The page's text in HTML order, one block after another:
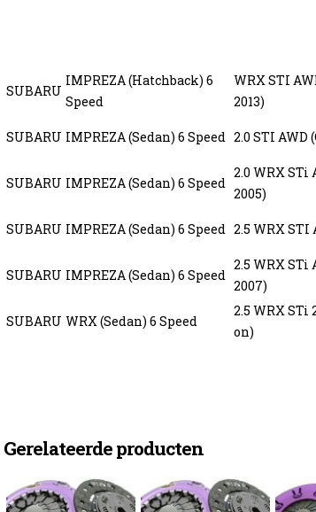
SUBARU
IMPREZA (Hatchback) 6
Speed
WRX STI
2013)
SUBARU IMPREZA (Sedan) 6 Speed 2.0 STI AWD
SUBARU IMPREZA (Sedan) 6 Speed
2.0 WRX STi
2005)
SUBARU IMPREZA (Sedan) 6 Speed 2.5 WRX STI
SUBARU IMPREZA (Sedan) 6 Speed
2.5 WRX STi
2007)
SUBARU WRX (Sedan) 6 Speed
2.5 WRX STi
on)
Gerelateerde producten